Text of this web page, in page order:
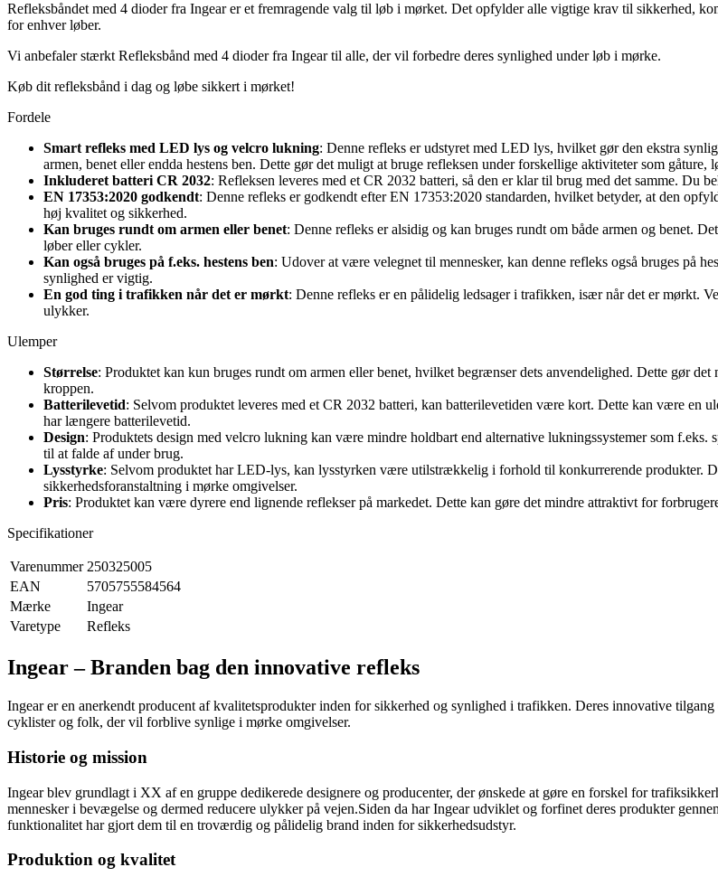
Refleksbåndet med 4 dioder fra Ingear er et fremragende valg til løb i mørket. Det opfylder alle vigtige krav til sikkerhed,
for enhver løber.
Vi anbefaler stærkt Refleksbånd med 4 dioder fra Ingear til alle, der vil forbedre deres synlighed under løb i mørke.
Køb dit refleksbånd i dag og løbe sikkert i mørket!
Fordele
Smart refleks med LED lys og velcro lukning: Denne refleks er udstyret med LED lys, hvilket gør den ekstra
armen, benet eller endda hestens ben. Dette gør det muligt at bruge refleksen under forskellige aktiviteter som gåture,
Inkluderet batteri CR 2032: Refleksen leveres med et CR 2032 batteri, så den er klar til brug med det samme. Du
EN 17353:2020 godkendt: Denne refleks er godkendt efter EN 17353:2020 standarden, hvilket betyder, at den
høj kvalitet og sikkerhed.
Kan bruges rundt om armen eller benet: Denne refleks er alsidig og kan bruges rundt om både armen og benet.
løber eller cykler.
Kan også bruges på f.eks. hestens ben: Udover at være velegnet til mennesker, kan denne refleks også bruges på
synlighed er vigtig.
En god ting i trafikken når det er mørkt: Denne refleks er en pålidelig ledsager i trafikken, især når det er mørkt.
ulykker.
Ulemper
Størrelse: Produktet kan kun bruges rundt om armen eller benet, hvilket begrænser dets anvendelighed. Dette gør
kroppen.
Batterilevetid: Selvom produktet leveres med et CR 2032 batteri, kan batterilevetiden være kort. Dette kan være en
har længere batterilevetid.
Design: Produktets design med velcro lukning kan være mindre holdbart end alternative lukningssystemer som
til at falde af under brug.
Lysstyrke: Selvom produktet har LED-lys, kan lysstyrken være utilstrækkelig i forhold til konkurrerende produkter.
sikkerhedsforanstaltning i mørke omgivelser.
Pris: Produktet kan være dyrere end lignende reflekser på markedet. Dette kan gøre det mindre attraktivt for
Specifikationer
Varenummer 250325005
EAN
5705755584564
Mærke
Ingear
Varetype
Refleks
Ingear – Branden bag den innovative refleks
Ingear er en anerkendt producent af kvalitetsprodukter inden for sikkerhed og synlighed i trafikken. Deres innovative
cyklister og folk, der vil forblive synlige i mørke omgivelser.
Historie og mission
Ingear blev grundlagt i XX af en gruppe dedikerede designere og producenter, der ønskede at gøre en forskel for
mennesker i bevægelse og dermed reducere ulykker på vejen.Siden da har Ingear udviklet og forfinet deres produkter
funktionalitet har gjort dem til en troværdig og pålidelig brand inden for sikkerhedsudstyr.
Produktion og kvalitet